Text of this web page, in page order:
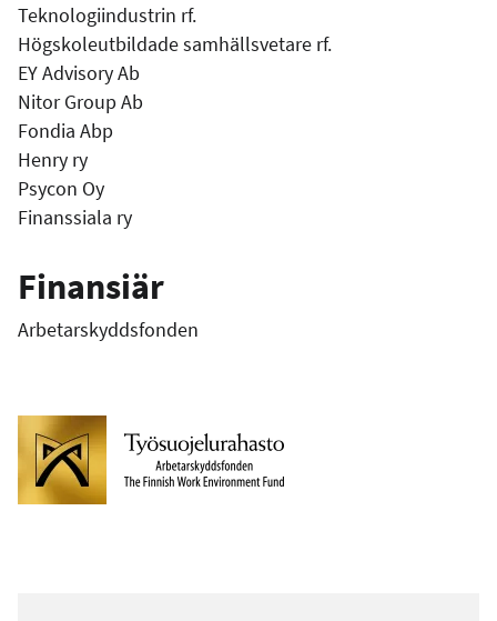
Teknologiindustrin rf.
Högskoleutbildade samhällsvetare rf.
EY Advisory Ab
Nitor Group Ab
Fondia Abp
Henry ry
Psycon Oy
Finanssiala ry
Finansiär
Arbetarskyddsfonden